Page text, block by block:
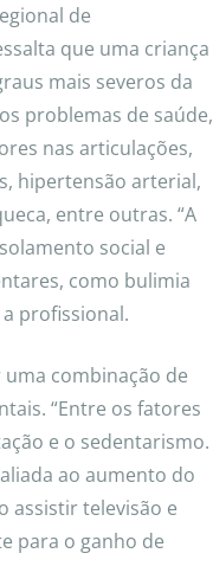
de
que uma criança
mais severos da
problemas de saúde,
nas articulações,
hipertensão arterial,
entre outras. “A
social e
como bulimia
profissional.
combinação de
“Entre os fatores
e o sedentarismo.
ao aumento do
assistir televisão e
para o ganho de